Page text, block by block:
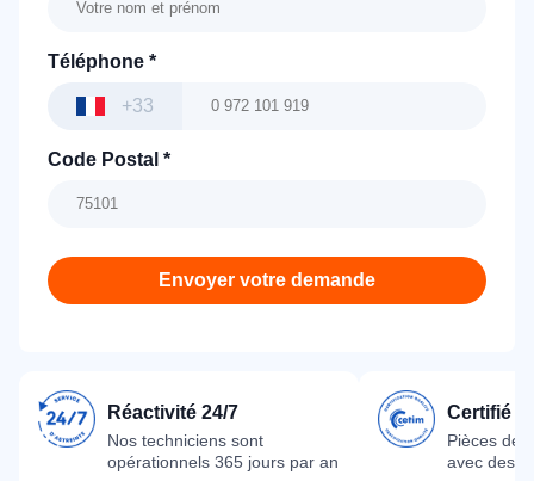
Téléphone *
+33
Code Postal *
Envoyer votre demande
Réactivité 24/7
Nos techniciens sont
opérationnels 365 jours par an
Certifié
Pièces
avec des